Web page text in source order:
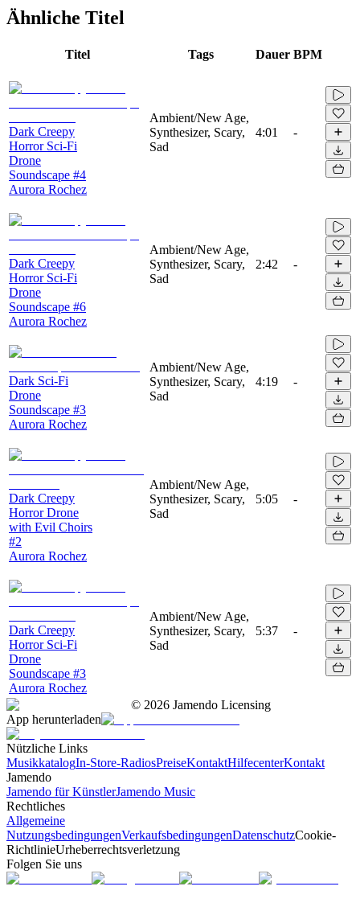
Ähnliche Titel
Titel Tags Dauer BPM
Dark Creepy
Horror Sci-Fi
Drone
Soundscape #4
Aurora Rochez
Ambient/New Age,
Synthesizer, Scary,
Sad
4:01 -
Dark Creepy
Horror Sci-Fi
Drone
Soundscape #6
Aurora Rochez
Ambient/New Age,
Synthesizer, Scary,
Sad
2:42 -
Dark Sci-Fi
Drone
Soundscape #3
Aurora Rochez
Ambient/New Age,
Synthesizer, Scary,
Sad
4:19 -
Dark Creepy
Horror Drone
with Evil Choirs
#2
Aurora Rochez
Ambient/New Age,
Synthesizer, Scary,
Sad
5:05 -
Dark Creepy
Horror Sci-Fi
Drone
Soundscape #3
Aurora Rochez
Ambient/New Age,
Synthesizer, Scary,
Sad
5:37 -
© 2026 Jamendo Licensing
App herunterladen
Nützliche Links
MusikkatalogIn-Store-RadiosPreiseKontaktHilfecenterKontakt
Jamendo
Jamendo für KünstlerJamendo Music
Rechtliches
Allgemeine
NutzungsbedingungenVerkaufsbedingungenDatenschutzCookie-
RichtlinieUrheberrechtsverletzung
Folgen Sie uns